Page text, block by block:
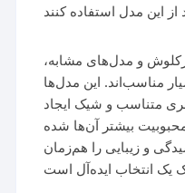
و مدل‌های مشابه،
مناسب‌اند. این مدل‌ها
متناسب و شیک ایجاد
بیشتر آن‌ها شده
و زیبایی را هم‌زمان